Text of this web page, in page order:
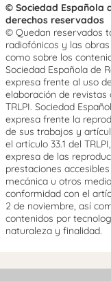
© Sociedad Española
derechos reservados
© Quedan reservados
radiofónicos y las
como sobre los
Sociedad Española de
expresa frente al uso
elaboración de revistas
TRLPI. Sociedad
expresa frente la
de sus trabajos y
el artículo 33.1 del
expresa de las
prestaciones
mecánica u otros
conformidad con el
2 de noviembre, así
contenidos por
naturaleza y finalidad.